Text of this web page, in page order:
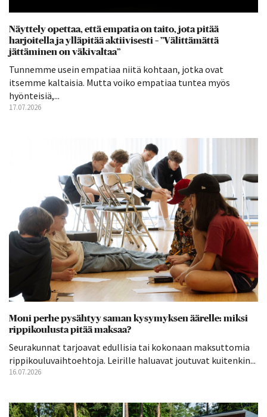
Näyttely opettaa, että empatia on taito, jota pitää
harjoitella ja ylläpitää aktiivisesti – ”Välittämättä
jättäminen on väkivaltaa”
Tunnemme usein empatiaa niitä kohtaan, jotka ovat
itsemme kaltaisia. Mutta voiko empatiaa tuntea myös
hyönteisiä,...
17.07.2026
Moni perhe pysähtyy saman kysymyksen äärelle: miksi
rippikoulusta pitää maksaa?
Seurakunnat tarjoavat edullisia tai kokonaan maksuttomia
rippikouluvaihtoehtoja. Leirille haluavat joutuvat kuitenkin...
16.07.2026